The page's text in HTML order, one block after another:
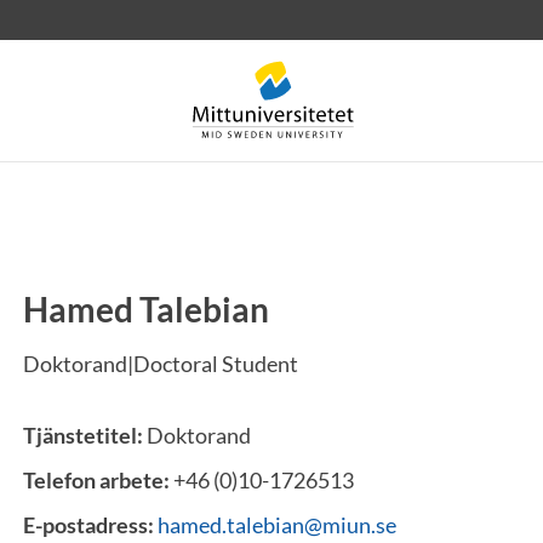
Personal Lediga jobb
Hamed Talebian
Doktorand|Doctoral Student
Tjänstetitel: Doktorand
Telefon arbete: +46 (0)10-1726513
E-postadress: hamed.talebian@miun.se